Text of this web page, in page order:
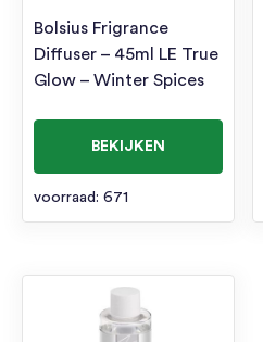
Bolsius Frigrance
Diffuser – 45ml LE True
Glow – Winter Spices
BEKIJKEN
voorraad: 671